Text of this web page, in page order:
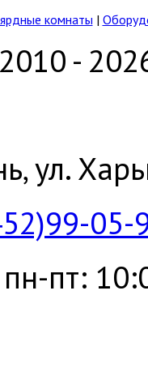
комнаты |
-
ул.
05-
пт: